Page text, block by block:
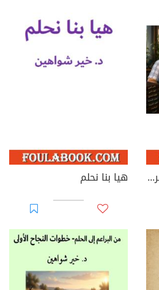
أنا والذكاء الاصطناعي: شراكة جديدة في الكتابة والإبداع هيا بنا نحلم